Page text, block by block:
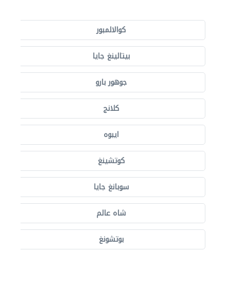
كوالالمبور
بيتالينغ جايا
جوهور بارو
كلانج
ايبوه
كوتشينغ
سوبانغ جايا
شاه عالم
بوتشونغ